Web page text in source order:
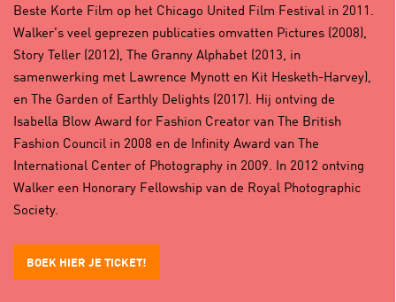
Beste Korte Film op het Chicago United Film Festival in 2011.
Walker's veel geprezen publicaties omvatten Pictures (2008),
Story Teller (2012), The Granny Alphabet (2013, in
samenwerking met Lawrence Mynott en Kit Hesketh-Harvey),
en The Garden of Earthly Delights (2017). Hij ontving de
Isabella Blow Award for Fashion Creator van The British
Fashion Council in 2008 en de Infinity Award van The
International Center of Photography in 2009. In 2012 ontving
Walker een Honorary Fellowship van de Royal Photographic
Society.
BOEK HIER JE TICKET!